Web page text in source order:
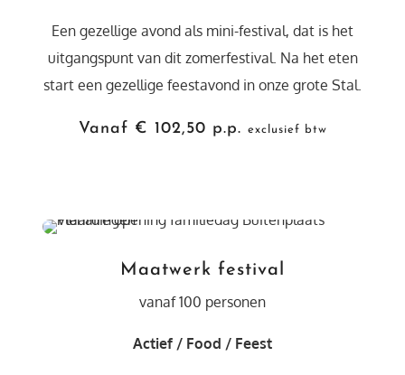
Een gezellige avond als mini-festival, dat is het
uitgangspunt van dit zomerfestival. Na het eten
start een gezellige feestavond in onze grote Stal.
Vanaf € 102,50 p.p. exclusief btw
Maatwerk festival
vanaf 100 personen
Actief / Food / Feest